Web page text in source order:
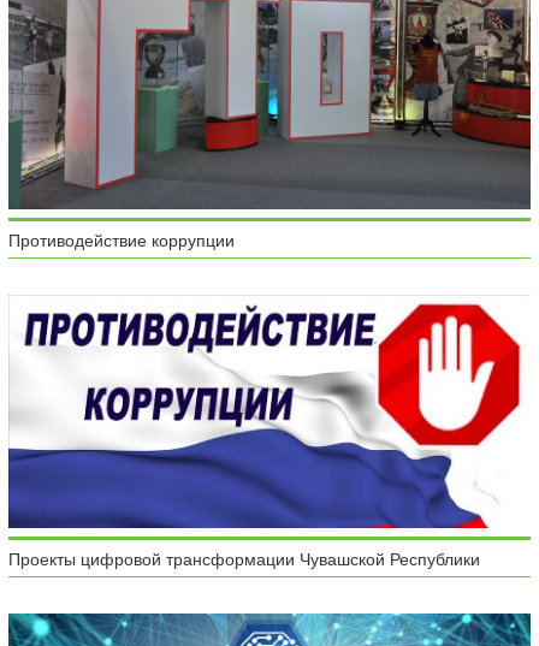
Противодействие коррупции
Проекты цифровой трансформации Чувашской Республики